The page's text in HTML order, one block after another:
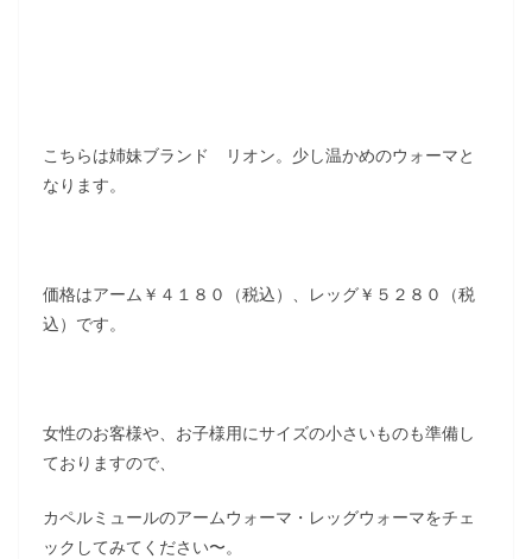
こちらは姉妹ブランド リオン。少し温かめのウォーマと
なります。
価格はアーム￥４１８０（税込）、レッグ￥５２８０（税
込）です。
女性のお客様や、お子様用にサイズの小さいものも準備し
ておりますので、
カペルミュールのアームウォーマ・レッグウォーマをチェ
ックしてみてください〜。